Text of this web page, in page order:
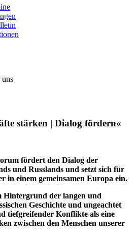
stärken | Dialog fördern«
fördert den Dialog der
und Russlands und setzt sich für
in einem gemeinsamen Europa ein.
Hintergrund der langen und
Geschichte und ungeachtet
tiefgreifender Konflikte als eine
zwischen den Menschen unserer